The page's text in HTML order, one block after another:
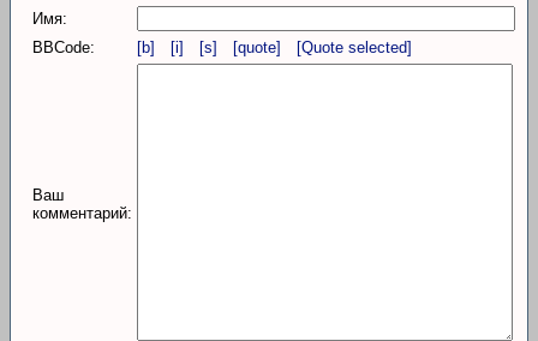
Имя:
BBCode:
[b] [i] [s] [quote] [Quote selected]
Ваш
комментарий: